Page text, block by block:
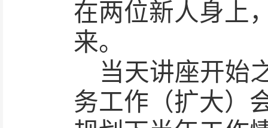
在两位新人身上
来。
当天讲座开始
务工作（扩大）